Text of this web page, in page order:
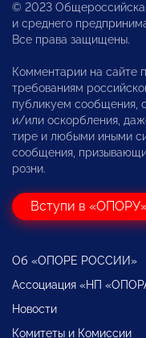
© 2023
и среднего
Все права защищены.
Комментарии на сайте
требованиям
публикуем сообщения,
и/или оскорбления,
тире и любыми иными
сообщения,
розни.
Вступи в
Об «ОПОРЕ РОССИИ»
Ассоциация «НП
Новости
Комитеты и Комиссии